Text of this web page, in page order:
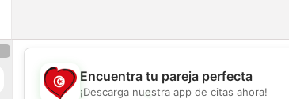
💖
Encuentra tu pareja perfecta
¡Descarga nuestra app de citas ahora!